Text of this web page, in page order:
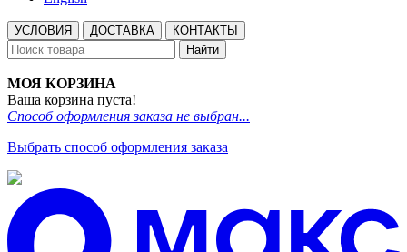
УСЛОВИЯ ДОСТАВКА
КОНТАКТЫ
Найти
МОЯ КОРЗИНА
Ваша корзина пуста!
Способ оформления заказа не выбран...
Выбрать способ оформления заказа